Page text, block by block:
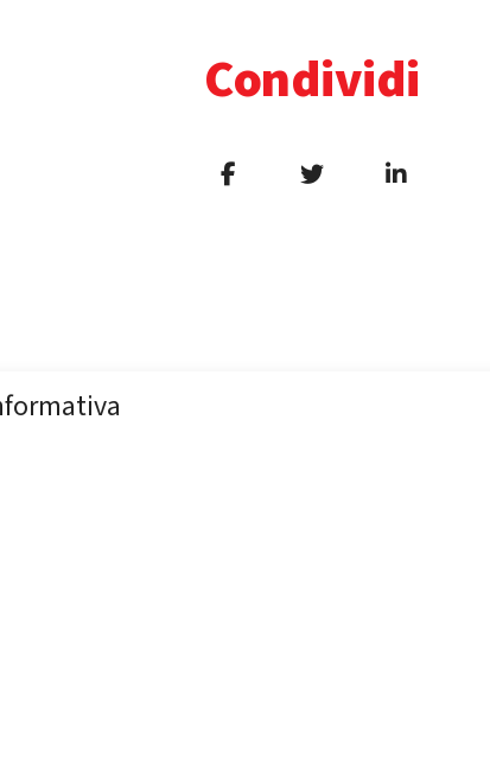
Condividi